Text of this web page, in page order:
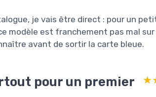
je vais être direct : pour un
modèle est franchement pas mal
avant de sortir la carte bleue.
pour un premier